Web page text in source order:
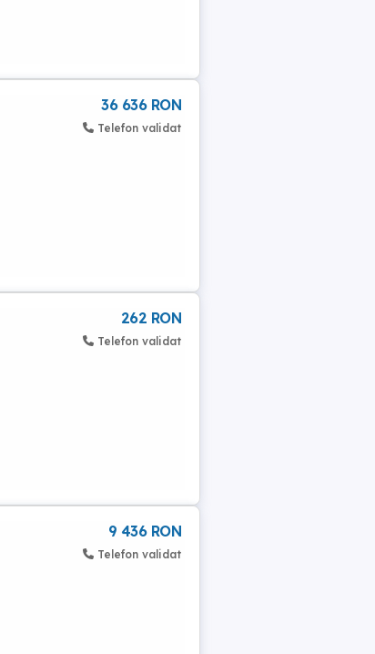
36 636 RON
Telefon validat
262 RON
Telefon validat
9 436 RON
Telefon validat